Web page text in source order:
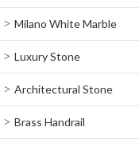
Milano White Marble
Luxury Stone
Architectural Stone
Brass Handrail